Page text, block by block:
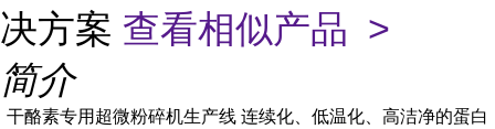
决方案 查看相似产品 >
简介
干酪素专用超微粉碎机生产线 连续化、低温化、高洁净的蛋白